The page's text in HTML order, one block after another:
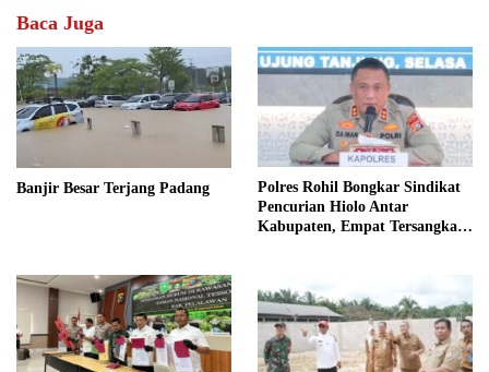
Baca Juga
Banjir Besar Terjang Padang
Polres Rohil Bongkar Sindikat
Pencurian Hiolo Antar
Kabupaten, Empat Tersangka